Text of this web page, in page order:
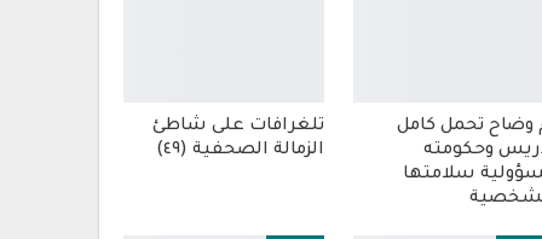
وضاح تحمل كامل
وحكومته
سلامتها
تلغرافات على شاطئ
الزمالة الصحفية (٤٩)